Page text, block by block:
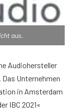
aus.
Audiohersteller
Das Unternehmen
in Amsterdam
IBC 2021«